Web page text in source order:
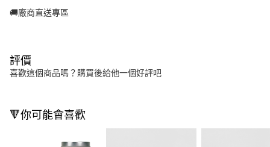
🚚廠商直送專區
評價
喜歡這個商品嗎？購買後給他一個好評吧
🔻你可能會喜歡